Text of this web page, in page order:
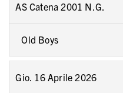
AS Catena 2001 N.G.
Old Boys
Gio. 16 Aprile 2026